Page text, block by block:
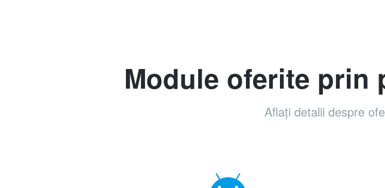
Module oferite prin
Aflați detalii despre